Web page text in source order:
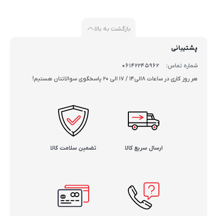
بازگشت به بالا
پشتیبانی
شماره تماس:
06142245962
هر روز کاری در ساعات 8الی14 / 17 الی 20 پاسخگوی سوالاتتان هستیم!
ارسال سریع کالا تضمین سلامت کالا